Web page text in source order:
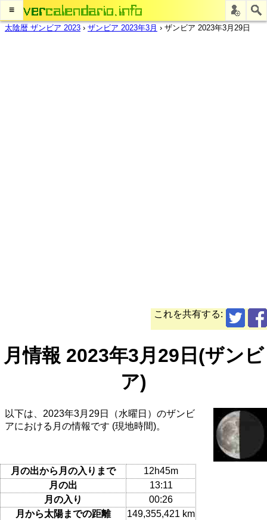
≡
太陰暦 ザンビア 2023 › ザンビア 2023年3月 › ザンビア 2023年3月29日
これを共有する:
月情報 2023年3月29日(ザンビ
ア)
以下は、2023年3月29日（水曜日）のザンビ
アにおける月の情報です (現地時間)。
月の出から月の入りまで
12h45m
月の出
13:11
月の入り
00:26
月から太陽までの距離
149,355,421 km